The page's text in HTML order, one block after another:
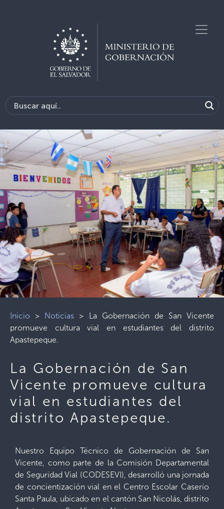
Inicio > Noticias > La Gobernación de San Vicente
promueve cultura vial en estudiantes del distrito
Apastepeque.
La Gobernación de San
Vicente promueve cultura
vial en estudiantes del
distrito Apastepeque.
Nuestro Equipo Técnico de Gobernación de San
Vicente, como parte de la Comisión Departamental
de Seguridad Vial (CODESEVI), desarrolló una jornada
de concientización vial en el Centro Escolar Caserío
Santa Paula, ubicado en el cantón San Nicolás, distrito